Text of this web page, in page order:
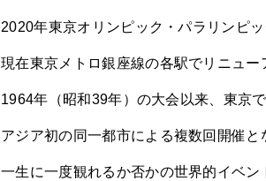
2020年東京オリンピック・パラリンピッ
現在東京メトロ銀座線の各駅でリニュー
1964年（昭和39年）の大会以来、東京
アジア初の同一都市による複数回開催と
一生に一度観れるか否かの世界的イベン